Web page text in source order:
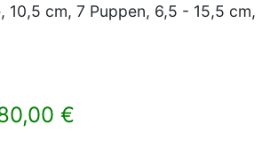
10,5 cm, 7 Puppen, 6,5 - 15,5 cm,
€